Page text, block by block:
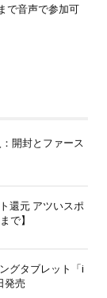
で音声で参加可
開封とファース
還元 アツいスポ
で】
グタブレット「i
発売